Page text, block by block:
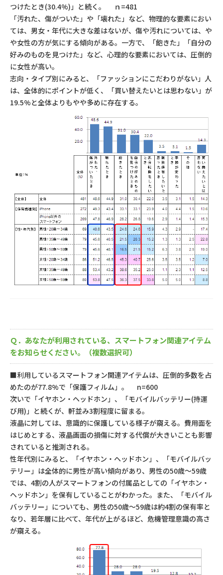
つけたとき(30.4%)」と続く。
ｎ=481
「汚れた、傷がついた」や「壊れた」など、物理的な要素におい
ては、男女・年代に大きな差はないが、傷や汚れについては、や
や女性の方が気にする傾向がある。一方で、「飽きた」「自分の
好みのものを見つけた」など、心理的な要素においては、圧倒的
に女性が高い。
志向・タイプ別にみると、「ファッションにこだわりがない」人
は、全体的にポイントが低く、「買い替えたいとは思わない」が
19.5%と全体よりもやや多めに存在する。
Ｑ．あなたが利用されている、スマートフォン関連アイテム
をお知らせください。（複数選択可）
■利用しているスマートフォン関連アイテムは、圧倒的多数を占
めたのが77.8%で「保護フィルム」。
n=600
次いで「イヤホン・ヘッドホン」、「モバイルバッテリー(持運
び用)」と続くが、軒並み3割程度に留まる。
液晶に対しては、意識的に保護している様子が窺える。費用面を
はじめとする、液晶画面の損傷に対する代償が大きいことも影響
されていると推測される。
性年代別にみると、「イヤホン・ヘッドホン」、「モバイルバッ
テリー」は全体的に男性が高い傾向があり、男性の50歳～59歳
では、4割の人がスマートフォンの付属品としての「イヤホン・
ヘッドホン」を保有していることがわかった。また、「モバイル
バッテリー」についても、男性の50歳～59歳は約4割の保有率と
なり、若年層に比べて、年代が上がるほど、危機管理意識の高さ
が窺える。